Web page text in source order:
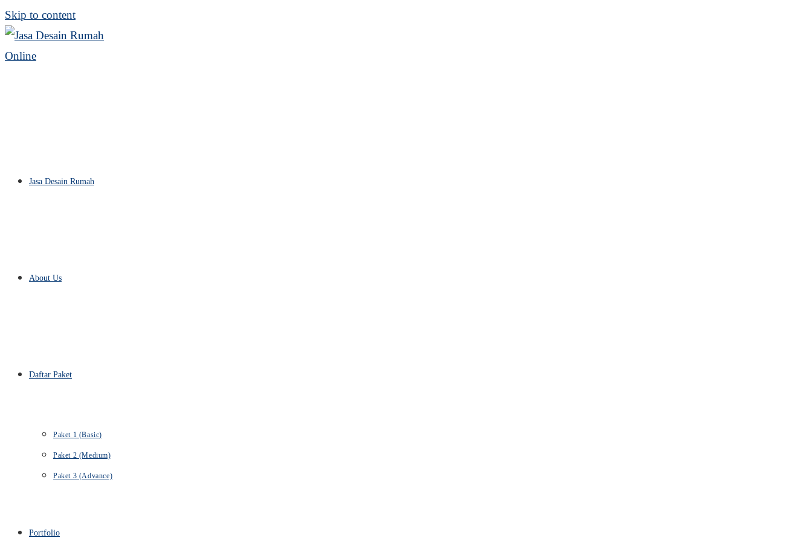
Skip to content
Jasa Desain Rumah
About Us
Daftar Paket
Paket 1 (Basic)
Paket 2 (Medium)
Paket 3 (Advance)
Portfolio